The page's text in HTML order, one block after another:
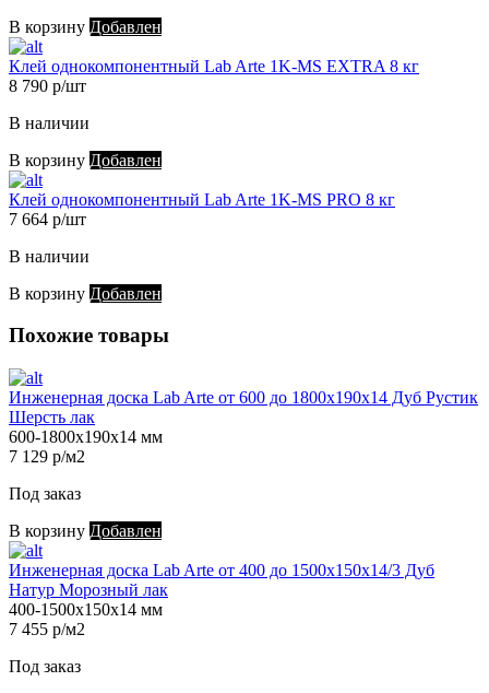
В корзину Добавлен
Клей однокомпонентный Lab Arte 1K-MS EXTRA 8 кг
8 790 р/шт
В наличии
В корзину Добавлен
Клей однокомпонентный Lab Arte 1K-MS PRO 8 кг
7 664 р/шт
В наличии
В корзину Добавлен
Похожие товары
Инженерная доска Lab Arte от 600 до 1800х190х14 Дуб Рустик
Шерсть лак
600-1800х190х14 мм
7 129 р/м2
Под заказ
В корзину Добавлен
Инженерная доска Lab Arte от 400 до 1500х150х14/3 Дуб
Натур Морозный лак
400-1500х150х14 мм
7 455 р/м2
Под заказ